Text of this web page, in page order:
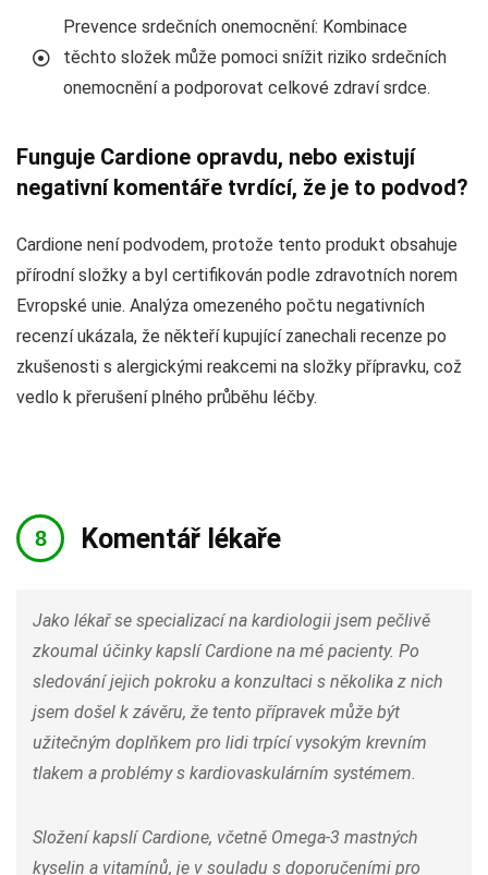
Prevence srdečních onemocnění: Kombinace
těchto složek může pomoci snížit riziko srdečních
onemocnění a podporovat celkové zdraví srdce.
Funguje Cardione opravdu, nebo existují
negativní komentáře tvrdící, že je to podvod?
Cardione není podvodem, protože tento produkt obsahuje
přírodní složky a byl certifikován podle zdravotních norem
Evropské unie. Analýza omezeného počtu negativních
recenzí ukázala, že někteří kupující zanechali recenze po
zkušenosti s alergickými reakcemi na složky přípravku, což
vedlo k přerušení plného průběhu léčby.
Komentář lékaře
Jako lékař se specializací na kardiologii jsem pečlivě
zkoumal účinky kapslí Cardione na mé pacienty. Po
sledování jejich pokroku a konzultaci s několika z nich
jsem došel k závěru, že tento přípravek může být
užitečným doplňkem pro lidi trpící vysokým krevním
tlakem a problémy s kardiovaskulárním systémem.
Složení kapslí Cardione, včetně Omega-3 mastných
kyselin a vitamínů, je v souladu s doporučeními pro